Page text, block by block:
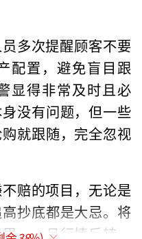
多次提醒顾客不要
配置，避免盲目跟
显得非常及时且必
没有问题，但一些
就跟随，完全忽视
赔的项目，无论是
抄底都是大忌。将
，一旦行情反转，